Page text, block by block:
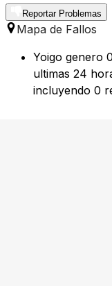
Reportar Problemas
Mapa de Fallos
Yoigo genero
ultimas 24
incluyendo 0